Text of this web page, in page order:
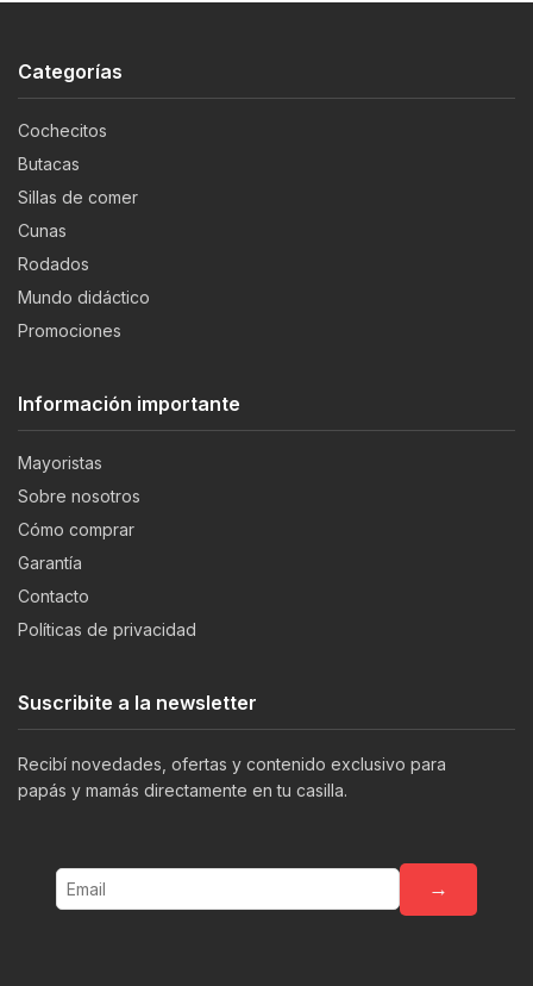
Categorías
Cochecitos
Butacas
Sillas de comer
Cunas
Rodados
Mundo didáctico
Promociones
Información importante
Mayoristas
Sobre nosotros
Cómo comprar
Garantía
Contacto
Políticas de privacidad
Suscribite a la newsletter
Recibí novedades, ofertas y contenido exclusivo para
papás y mamás directamente en tu casilla.
→